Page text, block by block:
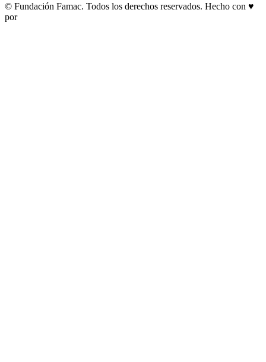
© Fundación Famac. Todos los derechos reservados. Hecho con ♥
por